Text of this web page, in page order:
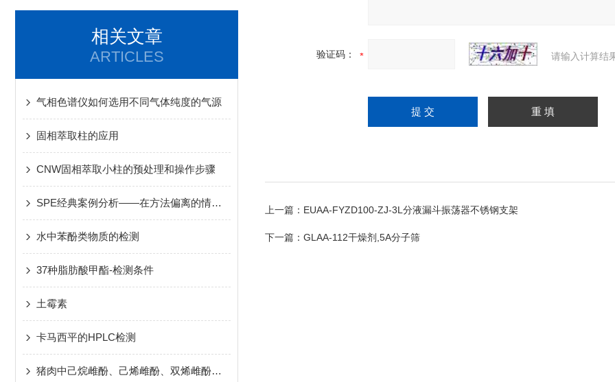
相关文章
ARTICLES
气相色谱仪如何选用不同气体纯度的气源
固相萃取柱的应用
CNW固相萃取小柱的预处理和操作步骤
SPE经典案例分析——在方法偏离的情况下如何对实验过程进行有效优化
水中苯酚类物质的检测
37种脂肪酸甲酯-检测条件
土霉素
卡马西平的HPLC检测
猪肉中己烷雌酚、己烯雌酚、双烯雌酚的检测
验证码： 请输入计算结
上一篇： EUAA-FYZD100-ZJ-3L分液漏斗振荡器不锈钢支架
下一篇： GLAA-112干燥剂,5A分子筛